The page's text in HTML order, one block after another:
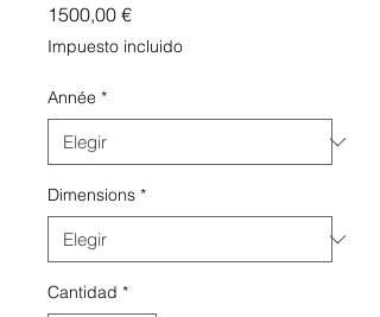
1500,00 €Precio
Impuesto incluido
Année *
Dimensions *
Cantidad *